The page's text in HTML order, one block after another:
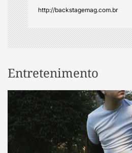
http://backstagemag.com.br
Entretenimento